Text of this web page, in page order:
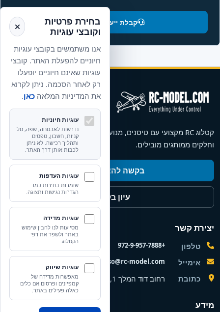
קבלת ייעוץ והתאמה
קטלוג RC מקצועי עם טיסנים, מנועים, סרווים, מערכות רדיו, סירות
וחלקים ממותגים מובילים.
בקשה להצעת מחיר
עיון בקטלוג
יצירת קשר
טלפון +972-9-957-7888
אימייל nisso@rc-model.com
כתובת רחוב דוד המלך 1, הרצליה, ישראל
מידע
בחירת פרטיות
וקובצי עוגיות
אנו משתמשים בקובצי עוגיות
חיוניים להפעלת האתר. קובצי
עוגיות שאינם חיוניים יופעלו
רק לאחר הסכמה. ניתן לקרוא
את המדיניות המלאה כאן.
עוגיות חיוניות
נדרשות לאבטחה, שפה, סל
קניות, חשבון, טפסים
ותהליך רכישה. לא ניתן
לכבות אותן דרך האתר.
עוגיות העדפות
שומרות בחירות כמו
הגדרות נגישות ותצוגה.
עוגיות מדידה
מסייעות לנו להבין שימוש
באתר ולשפר את דפי
הקטלוג.
עוגיות שיווק
מאפשרות מדידה של
קמפיינים ופרסום אם כלים
כאלה פעילים באתר.